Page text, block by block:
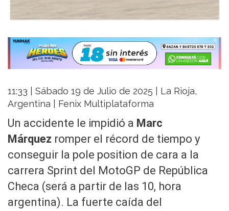
11:33 | Sábado 19 de Julio de 2025 | La Rioja,
Argentina | Fenix Multiplataforma
Un accidente le impidió a Marc
Márquez romper el récord de tiempo y
conseguir la pole position de cara a la
carrera Sprint del MotoGP de República
Checa (será a partir de las 10, hora
argentina). La fuerte caída del